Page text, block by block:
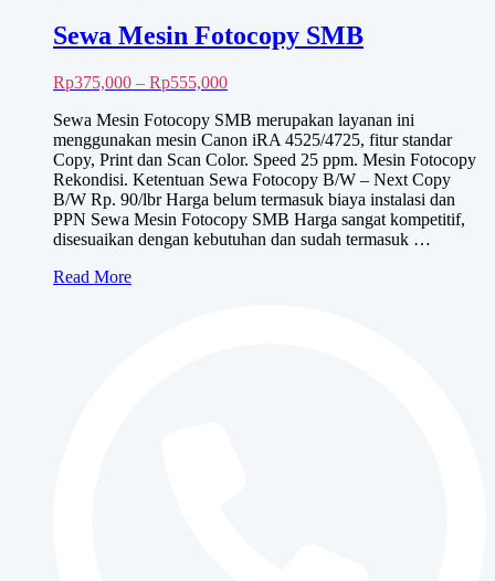
Sewa Mesin Fotocopy SMB
Rp375,000 – Rp555,000Rentang
Rp375,000
hingga
Rp555,000
Sewa Mesin Fotocopy SMB merupakan layanan ini
menggunakan mesin Canon iRA 4525/4725, fitur standar
Copy, Print dan Scan Color. Speed 25 ppm. Mesin Fotocopy
Rekondisi. Ketentuan Sewa Fotocopy B/W – Next Copy
B/W Rp. 90/lbr Harga belum termasuk biaya instalasi dan
PPN Sewa Mesin Fotocopy SMB Harga sangat kompetitif,
disesuaikan dengan kebutuhan dan sudah termasuk …
Sewa
Read More